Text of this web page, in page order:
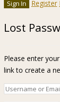
Register
Lost
Please enter
link to create a